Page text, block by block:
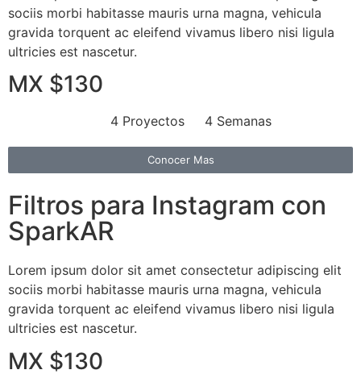
sociis morbi habitasse mauris urna magna, vehicula
gravida torquent ac eleifend vivamus libero nisi ligula
ultricies est nascetur.
MX $130
4 Proyectos 4 Semanas
Conocer Mas
Filtros para Instagram con
SparkAR
Lorem ipsum dolor sit amet consectetur adipiscing elit
sociis morbi habitasse mauris urna magna, vehicula
gravida torquent ac eleifend vivamus libero nisi ligula
ultricies est nascetur.
MX $130